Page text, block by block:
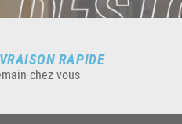
RAPIDE
chez vous